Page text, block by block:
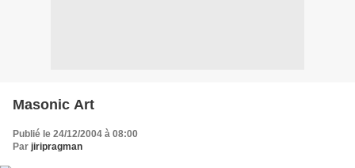
Masonic Art
Publié le 24/12/2004 à 08:00
Par jiripragman